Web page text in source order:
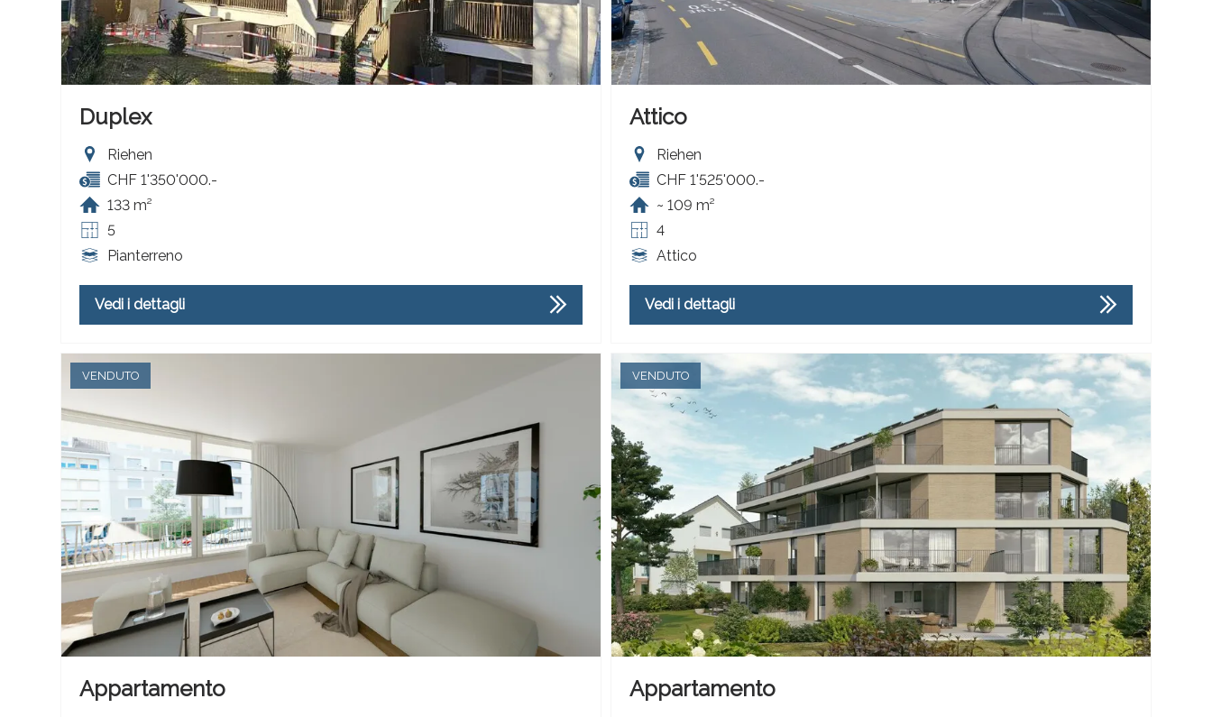
Duplex
Riehen
CHF 1'350'000.-
133 m²
5
Pianterreno
Vedi i dettagli
Attico
Riehen
CHF 1'525'000.-
~ 109 m²
4
Attico
Vedi i dettagli
VENDUTO
Appartamento
VENDUTO
Appartamento